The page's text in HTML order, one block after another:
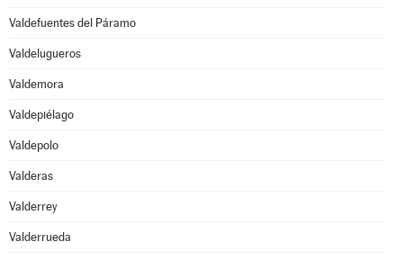
Valdefuentes del Páramo
Valdelugueros
Valdemora
Valdepiélago
Valdepolo
Valderas
Valderrey
Valderrueda